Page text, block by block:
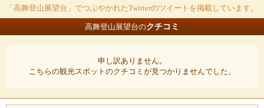
「高舞登山展望台」でつぶやかれたTwitterのツイートを掲載しています。
高舞登山展望台のクチコミ
申し訳ありません。
こちらの観光スポットのクチコミが見つかりませんでした。